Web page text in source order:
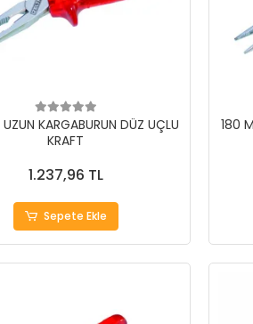
KARGABURUN DÜZ UÇLU
KRAFT
1.237,96 TL
Sepete Ekle
180